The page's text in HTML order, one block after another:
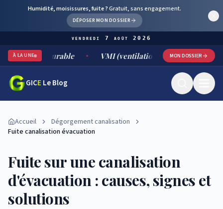
Humidité, moisissures, fuite ?Gratuit, sans engagement.
DÉPOSER MON DOSSIER
vendredi 7 août 2026
À LA UNE
durable VMI (ventilation mécanique parMON DOSSIER
GICE Le Blog
Accueil
Dégorgement canalisation
Fuite canalisation évacuation
Fuite sur une canalisation
d'évacuation : causes, signes et
solutions